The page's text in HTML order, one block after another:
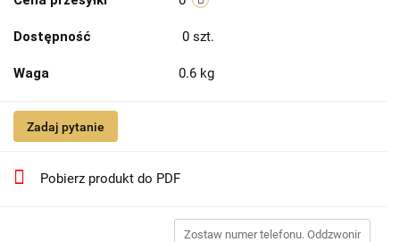
Dostępność 0 szt.
Waga 0.6 kg
Zadaj pytanie
Pobierz produkt do PDF